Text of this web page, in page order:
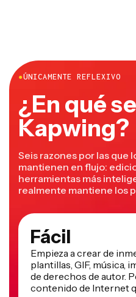
anuncios promocionados.
●ÚNICAMENTE REFLEXIVO
¿En qué
Kapwing?
Seis razones por las que
mantienen en flujo:
herramientas más
realmente mantiene los
Fácil
Empieza a crear de
plantillas, GIF, música,
de derechos de autor.
contenido de Internet